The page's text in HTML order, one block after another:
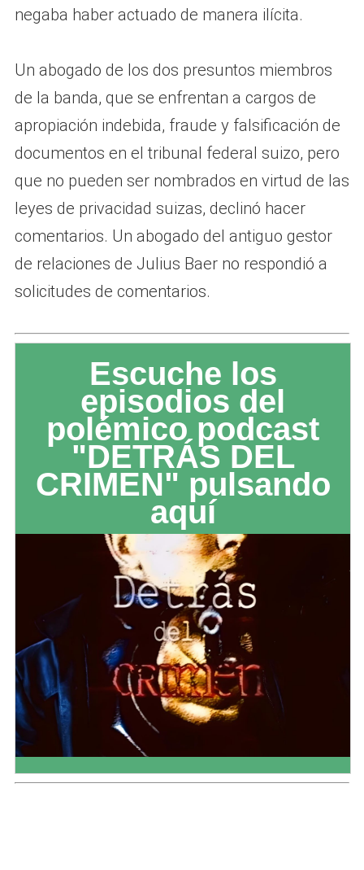
negaba haber actuado de manera ilícita.
Un abogado de los dos presuntos miembros
de la banda, que se enfrentan a cargos de
apropiación indebida, fraude y falsificación de
documentos en el tribunal federal suizo, pero
que no pueden ser nombrados en virtud de las
leyes de privacidad suizas, declinó hacer
comentarios. Un abogado del antiguo gestor
de relaciones de Julius Baer no respondió a
solicitudes de comentarios.
Escuche los
episodios del
polémico podcast
"DETRÁS DEL
CRIMEN" pulsando
aquí